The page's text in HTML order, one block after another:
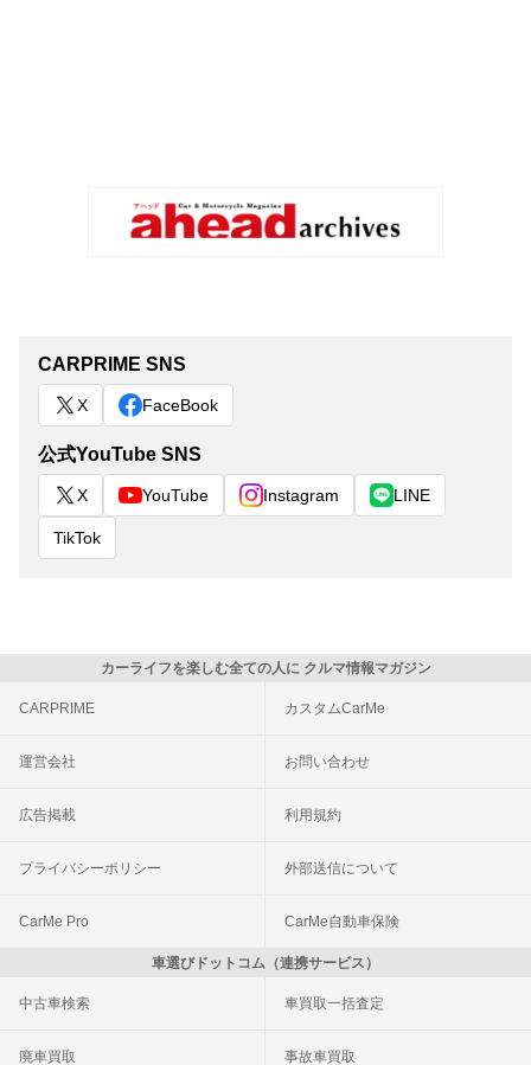
CARPRIME SNS
X FaceBook
公式YouTube SNS
X YouTube Instagram LINE
TikTok
カーライフを楽しむ全ての人に クルマ情報マガジン
CARPRIME カスタムCarMe
運営会社 お問い合わせ
広告掲載 利用規約
プライバシーポリシー 外部送信について
CarMe Pro CarMe自動車保険
車選びドットコム（連携サービス）
中古車検索 車買取一括査定
廃車買取 事故車買取